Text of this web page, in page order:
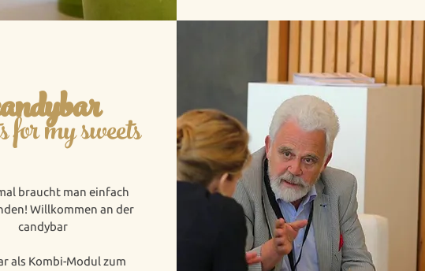
for my sweets
braucht man einfach
Willkommen an der
candybar
als Kombi-Modul zum